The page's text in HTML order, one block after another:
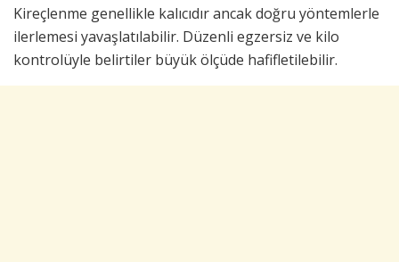
Kireçlenme genellikle kalıcıdır ancak doğru yöntemlerle
ilerlemesi yavaşlatılabilir. Düzenli egzersiz ve kilo
kontrolüyle belirtiler büyük ölçüde hafifletilebilir.